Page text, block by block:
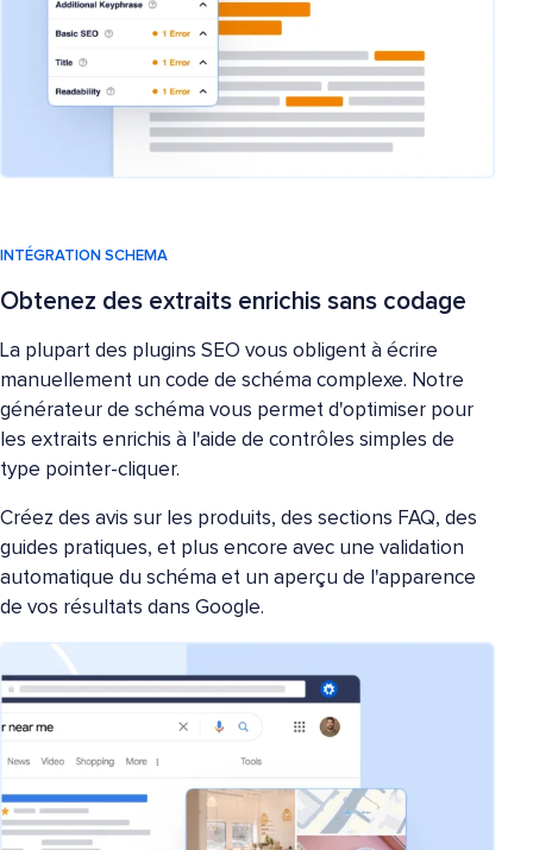
INTÉGRATION SCHEMA
Obtenez des extraits enrichis sans codage
La plupart des plugins SEO vous obligent à écrire
manuellement un code de schéma complexe. Notre
générateur de schéma vous permet d'optimiser pour
les extraits enrichis à l'aide de contrôles simples de
type pointer-cliquer.
Créez des avis sur les produits, des sections FAQ, des
guides pratiques, et plus encore avec une validation
automatique du schéma et un aperçu de l'apparence
de vos résultats dans Google.